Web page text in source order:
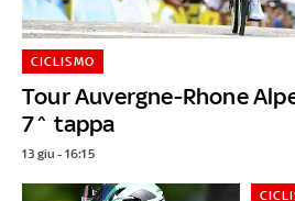
Tour Auvergne-Rhone
7^ tappa
CICLISMO
13 giu - 16:15